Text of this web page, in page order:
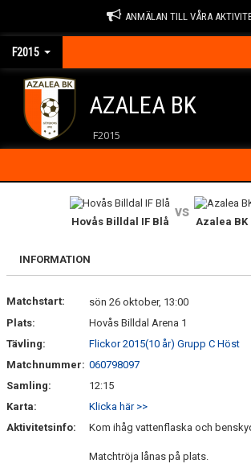
ANMÄLAN TILL VÅRA
F2015
AZALEA BK
F2015
KONTAKT
MATCHER
Hovås Billdal IF Blå
vs
Azalea BK
INFORMATION
Matchstart:
sön 26 oktober, 13:00
Plats:
Hovås Billdal Arena 1
Tävling:
Flickor 2015(10 år) Grupp C Höst
Matchnummer: 060798097
Samling:
12:15
Karta:
Klicka här >>
Aktivitetsinfo:
Kom ihåg vattenflaska och
Matchtröja lånas på plats.